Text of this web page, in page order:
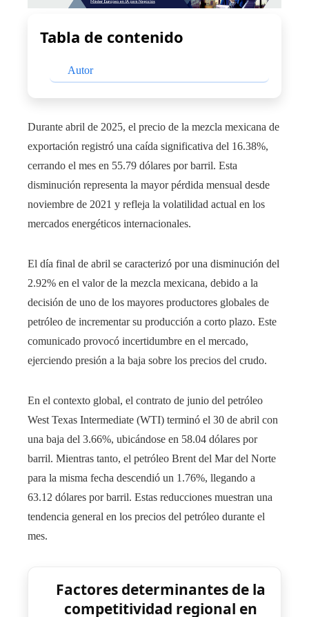
Tabla de contenido
Autor
Durante abril de 2025, el precio de la mezcla mexicana de
exportación registró una caída significativa del 16.38%,
cerrando el mes en 55.79 dólares por barril. Esta
disminución representa la mayor pérdida mensual desde
noviembre de 2021 y refleja la volatilidad actual en los
mercados energéticos internacionales.
El día final de abril se caracterizó por una disminución del
2.92% en el valor de la mezcla mexicana, debido a la
decisión de uno de los mayores productores globales de
petróleo de incrementar su producción a corto plazo. Este
comunicado provocó incertidumbre en el mercado,
ejerciendo presión a la baja sobre los precios del crudo.
En el contexto global, el contrato de junio del petróleo
West Texas Intermediate (WTI) terminó el 30 de abril con
una baja del 3.66%, ubicándose en 58.04 dólares por
barril. Mientras tanto, el petróleo Brent del Mar del Norte
para la misma fecha descendió un 1.76%, llegando a
63.12 dólares por barril. Estas reducciones muestran una
tendencia general en los precios del petróleo durante el
mes.
Factores determinantes de la
competitividad regional en